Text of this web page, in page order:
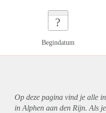
?
Begindatum
Op deze pagina vind je alle
in Alphen aan den Rijn. Als